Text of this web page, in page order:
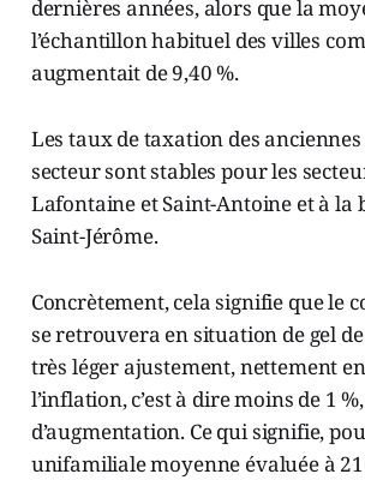
dernières années, alors que la
l’échantillon habituel des villes
augmentait de 9,40 %.
Les taux de taxation des anciennes
secteur sont stables pour les
Lafontaine et Saint-Antoine et à la
Saint-Jérôme.
Concrètement, cela signifie que le
se retrouvera en situation de gel
très léger ajustement, nettement
l’inflation, c’est à dire moins de 1
d’augmentation. Ce qui signifie,
unifamiliale moyenne évaluée à